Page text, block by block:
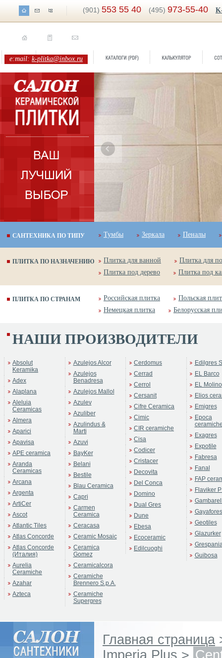
(901) 553 55 40 (495) 973-55-40
e:mail: k-plitka@inbox.ru
Ubeda
САНТЕХНИКА ПО ТИПУ Тумбы Зеркала Пеналы
ПЛИТКА ПО НАЗНАЧЕНИЮ Плитка для ванной
Плитка для
Плитка под дерево
Плитка под
ПЛИТКА ПО СТРАНАМ Российская плитка
Польская
Немецкая плитка
Белорусская
НАШИ ПРОИЗВОДИТЕЛИ
Absolut
Keramika
Adex
Alaplana
Aleluia
Ceramicas
Almera
Aparici
Apavisa
APE ceramica
Aranda
Ceramicas
Arcana
Argenta
ArtiCer
Ascot
Atlantic Tiles
Atlas Concorde
Atlas Concorde
(Италия)
Aurelia
Ceramiche
Azahar
Azteca
Azulejos Alcor
Azulejos
Benadresa
Azulejos Mallol
Azulev
Azuliber
Azulindus &
Marti
Azuvi
BayKer
Belani
Bestile
Blau Ceramica
Capri
Carmen
Ceramica
Ceracasa
Ceramic Mosaic
Ceramica
Gomez
Ceramicalcora
Ceramiche
Brennero S.p.A.
Ceramiche
Supergres
Cerdomus
Cerrad
Cerrol
Cersanit
Cifre Ceramica
Cimic
CIR ceramiche
Cisa
Codicer
Cristacer
Decovita
Del Conca
Domino
Dual Gres
Dune
Ebesa
Ecoceramic
Edilcuoghi
Edilgres
EL Barco
EL Molino
Elios
Emigres
Epoca
Exagres
Expotile
Fabresa
Fanal
FAP
Flaviker
Gayafores
Geotiles
Glazurker
Guibosa
Главная страница
Imperia Plus >